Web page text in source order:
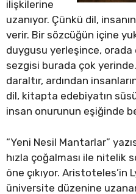
ilişkilerine
uzanıyor. Çünkü dil,
verir. Bir sözcüğün içine
duygusu yerleşince, orada
sezgisi burada çok
daraltır, ardından
dil, kitapta edebiyatın
insan onurunun eşiğinde
“Yeni Nesil Mantarlar”
hızla çoğalması ile nitelik
öne çıkıyor. Aristoteles’in
üniversite düzenine